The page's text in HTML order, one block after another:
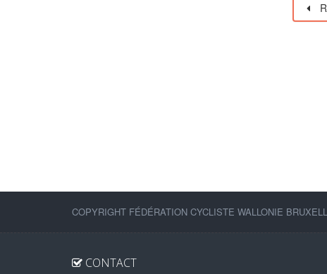
COPYRIGHT FÉDÉRATION CYCLISTE WALLONIE
CONTACT